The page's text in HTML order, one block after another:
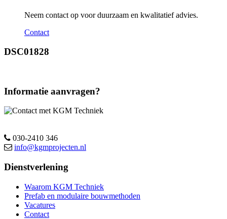
Neem contact op voor duurzaam en kwalitatief advies.
Contact
DSC01828
Informatie aanvragen?
030-2410 346
info@kgmprojecten.nl
Dienstverlening
Waarom KGM Techniek
Prefab en modulaire bouwmethoden
Vacatures
Contact